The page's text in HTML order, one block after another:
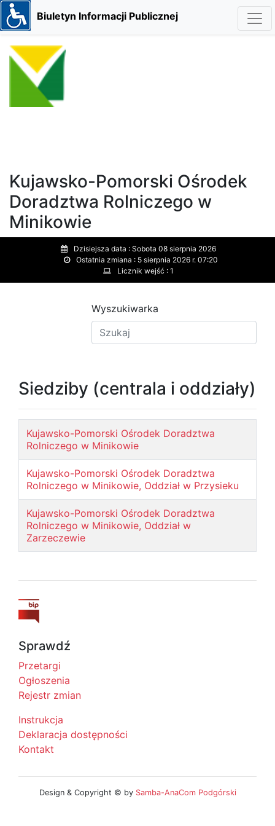
Biuletyn Informacji Publicznej
Kujawsko-Pomorski Ośrodek
Doradztwa Rolniczego w
Minikowie
Dzisiejsza data : Sobota 08 sierpnia 2026
Ostatnia zmiana : 5 sierpnia 2026 r. 07:20
Licznik wejść : 1
Wyszukiwarka
Siedziby (centrala i oddziały)
Kujawsko-Pomorski Ośrodek Doradztwa
Rolniczego w Minikowie
Kujawsko-Pomorski Ośrodek Doradztwa
Rolniczego w Minikowie, Oddział w Przysieku
Kujawsko-Pomorski Ośrodek Doradztwa
Rolniczego w Minikowie, Oddział w
Zarzeczewie
Sprawdź
Przetargi
Ogłoszenia
Rejestr zmian
Instrukcja
Deklaracja dostępności
Kontakt
Design & Copyright © by Samba-AnaCom Podgórski